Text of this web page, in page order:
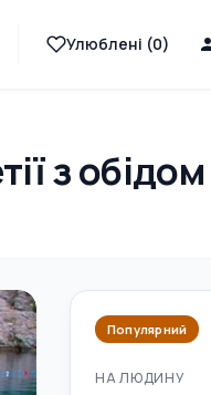
Улюблені (0)
з обідом
Популярний
НА ЛЮДИНУ